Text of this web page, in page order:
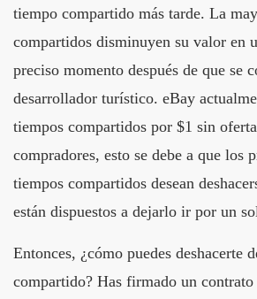
tiempo compartido más tarde. La
compartidos disminuyen su valor en
preciso momento después de que se
desarrollador turístico. eBay
tiempos compartidos por $1 sin
compradores, esto se debe a que los
tiempos compartidos desean
están dispuestos a dejarlo ir por un
Entonces, ¿cómo puedes deshacerte
compartido? Has firmado un